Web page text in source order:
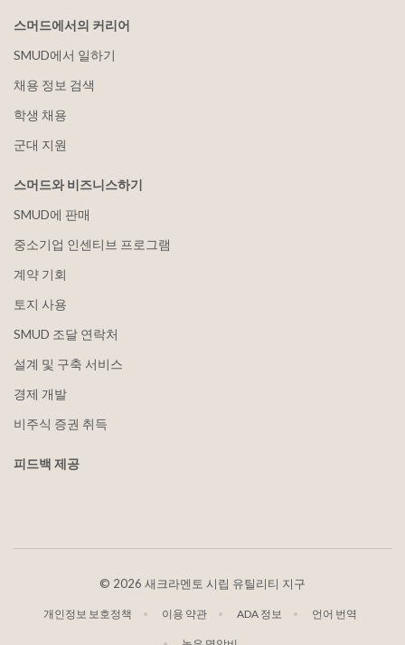
스머드에서의 커리어
SMUD에서 일하기
채용 정보 검색
학생 채용
군대 지원
스머드와 비즈니스하기
SMUD에 판매
중소기업 인센티브 프로그램
계약 기회
토지 사용
SMUD 조달 연락처
설계 및 구축 서비스
경제 개발
비주식 증권 취득
피드백 제공
© 2026 새크라멘토 시립 유틸리티 지구
개인정보 보호정책 이용 약관 ADA 정보 언어 번역